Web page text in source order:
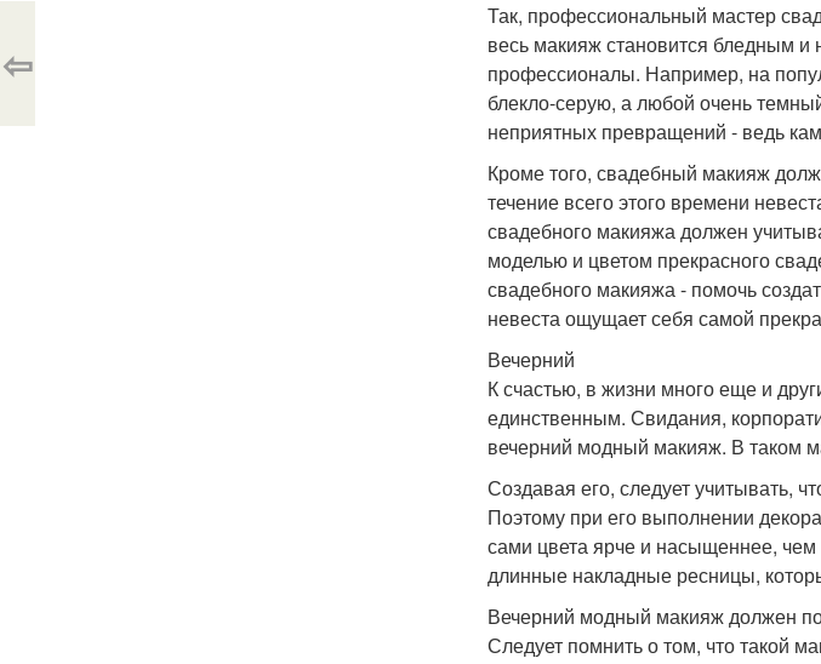
Так, профессиональный мастер
весь макияж становится бледным и
профессионалы. Например, на
блекло-серую, а любой очень
неприятных превращений - ведь
Кроме того, свадебный макияж
течение всего этого времени
свадебного макияжа должен
моделью и цветом прекрасного
свадебного макияжа - помочь
невеста ощущает себя самой
Вечерний
К счастью, в жизни много еще и
единственным. Свидания,
вечерний модный макияж. В таком
Создавая его, следует учитывать,
Поэтому при его выполнении
сами цвета ярче и насыщеннее,
длинные накладные ресницы,
Вечерний модный макияж должен
Следует помнить о том, что такой
⇦